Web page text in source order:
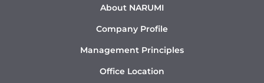
About NARUMI
Company Profile
Management Principles
Office Location